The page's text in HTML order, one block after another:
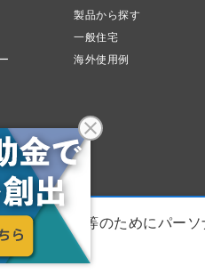
製品から探す
一般住宅
海外使用例
報 プライバシーポリシー
、広告配信等のためにパ